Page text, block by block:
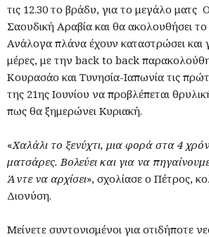
τις 12.30 το βράδυ, για το μεγάλο ματς
Σαουδική Αραβία και θα ακολουθήσει το
Ανάλογα πλάνα έχουν καταστρώσει και
μέρες, με την back to back
Κουρασάο και Τυνησία-Ιαπωνία τις
της 21ης Ιουνίου να προβλέπεται
πως θα ξημερώνει Κυριακή.
«Χαλάλι το ξενύχτι, μια φορά στα 4
ματσάρες. Βολεύει και για να
Άντε να αρχίσει», σχολίασε ο Πέτρος,
Διονύση.
Μείνετε συντονισμένοι για οτιδήποτε